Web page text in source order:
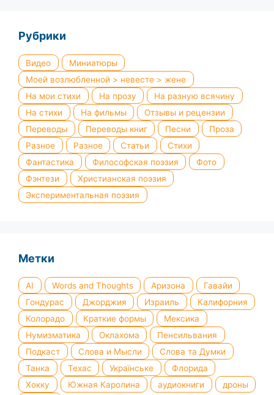
Рубрики
Видео
Миниатюры
Моей возлюбленной > невесте > жене
На мои стихи
На прозу
На разную всячину
На стихи
На фильмы
Отзывы и рецензии
Переводы
Переводы книг Песни
Проза
Разное
Разное Статьи
Стихи
Фантастика
Философская поэзия
Фото
Фэнтези
Христианская поэзия
Экспериментальная поэзия
Метки
AI Words and Thoughts Аризона
Гавайи
Гондурас
Джорджия Израиль
Калифорния
Колорадо
Краткие формы
Мексика
Нумизматика
Оклахома
Пенсильвания
Подкаст
Слова и Мысли
Слова та Думки
Танка
Техас Українське
Флорида
Хокку
Южная Каролина аудиокниги
дроны